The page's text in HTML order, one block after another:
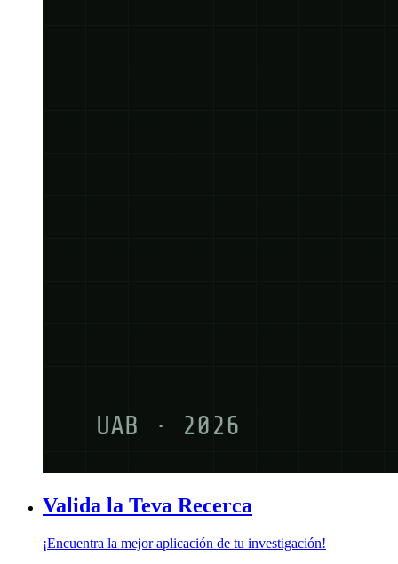
Valida la Teva Recerca
¡Encuentra la mejor aplicación de tu investigación!